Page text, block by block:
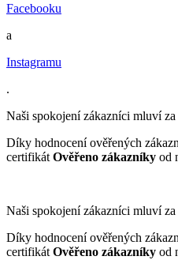
Facebooku
a
Instagramu
.
Naši spokojení zákazníci mluví za
Díky hodnocení ověřených
certifikát Ověřeno zákazníky od
Naši spokojení zákazníci mluví za
Díky hodnocení ověřených
certifikát Ověřeno zákazníky od